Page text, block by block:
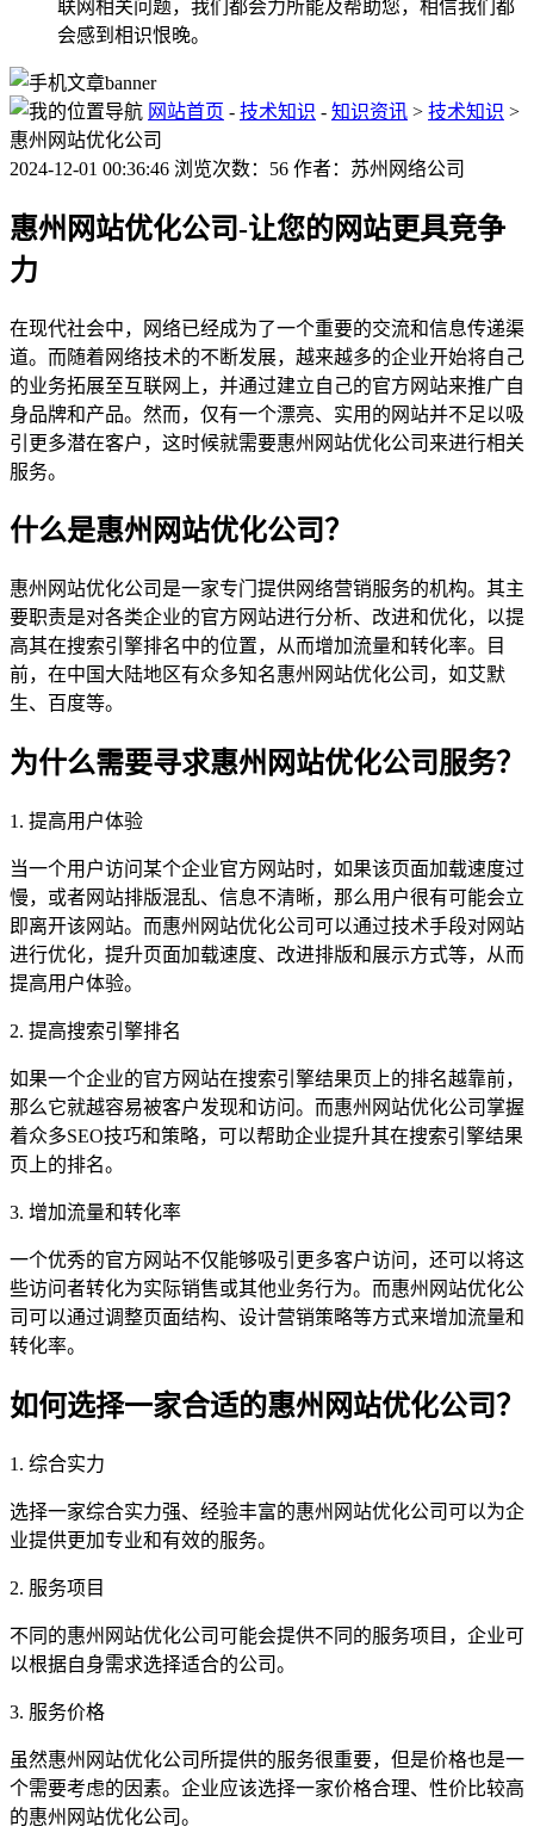
联网相关问题，我们都会力所能及帮助您，相信我们都
会感到相识恨晚。
网站首页 - 技术知识 - 知识资讯 > 技术知识 >
惠州网站优化公司
2024-12-01 00:36:46 浏览次数：56 作者：苏州网络公司
惠州网站优化公司-让您的网站更具竞争
力
在现代社会中，网络已经成为了一个重要的交流和信息传递渠
道。而随着网络技术的不断发展，越来越多的企业开始将自己
的业务拓展至互联网上，并通过建立自己的官方网站来推广自
身品牌和产品。然而，仅有一个漂亮、实用的网站并不足以吸
引更多潜在客户，这时候就需要惠州网站优化公司来进行相关
服务。
什么是惠州网站优化公司？
惠州网站优化公司是一家专门提供网络营销服务的机构。其主
要职责是对各类企业的官方网站进行分析、改进和优化，以提
高其在搜索引擎排名中的位置，从而增加流量和转化率。目
前，在中国大陆地区有众多知名惠州网站优化公司，如艾默
生、百度等。
为什么需要寻求惠州网站优化公司服务？
1. 提高用户体验
当一个用户访问某个企业官方网站时，如果该页面加载速度过
慢，或者网站排版混乱、信息不清晰，那么用户很有可能会立
即离开该网站。而惠州网站优化公司可以通过技术手段对网站
进行优化，提升页面加载速度、改进排版和展示方式等，从而
提高用户体验。
2. 提高搜索引擎排名
如果一个企业的官方网站在搜索引擎结果页上的排名越靠前，
那么它就越容易被客户发现和访问。而惠州网站优化公司掌握
着众多SEO技巧和策略，可以帮助企业提升其在搜索引擎结果
页上的排名。
3. 增加流量和转化率
一个优秀的官方网站不仅能够吸引更多客户访问，还可以将这
些访问者转化为实际销售或其他业务行为。而惠州网站优化公
司可以通过调整页面结构、设计营销策略等方式来增加流量和
转化率。
如何选择一家合适的惠州网站优化公司？
1. 综合实力
选择一家综合实力强、经验丰富的惠州网站优化公司可以为企
业提供更加专业和有效的服务。
2. 服务项目
不同的惠州网站优化公司可能会提供不同的服务项目，企业可
以根据自身需求选择适合的公司。
3. 服务价格
虽然惠州网站优化公司所提供的服务很重要，但是价格也是一
个需要考虑的因素。企业应该选择一家价格合理、性价比较高
的惠州网站优化公司。